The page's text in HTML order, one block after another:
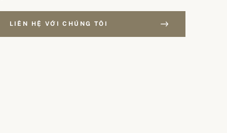
LIÊN HỆ VỚI CHÚNG TÔI